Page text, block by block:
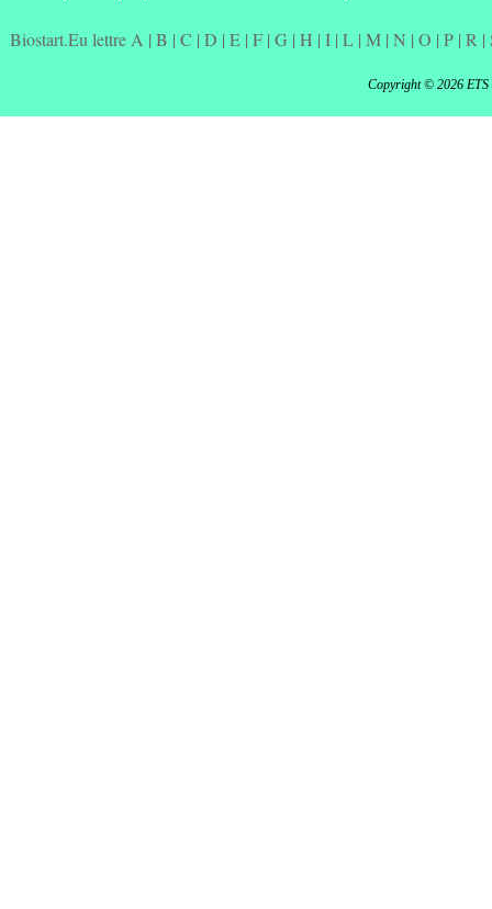
Biostart.Eu lettre A | B | C | D | E | F | G | H | I | L | M | N | O | P | R |
Copyright © 2026 ETS